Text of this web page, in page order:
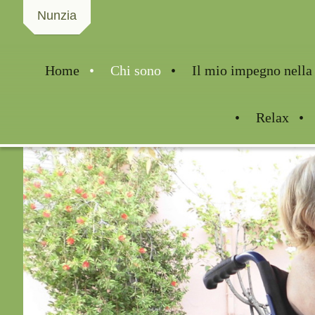
Nunzia
Home Chi sono Il mio impegno nella
Relax